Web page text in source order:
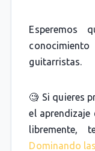
Esperemos
guitarristas.
🧐 Si quieres
el aprendizaje
libremente,
Dominando